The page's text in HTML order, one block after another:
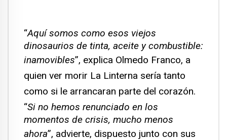
“Aquí somos como esos viejos
dinosaurios de tinta, aceite y combustible:
inamovibles”, explica Olmedo Franco, a
quien ver morir La Linterna sería tanto
como si le arrancaran parte del corazón.
“Si no hemos renunciado en los
momentos de crisis, mucho menos
ahora”, advierte, dispuesto junto con sus